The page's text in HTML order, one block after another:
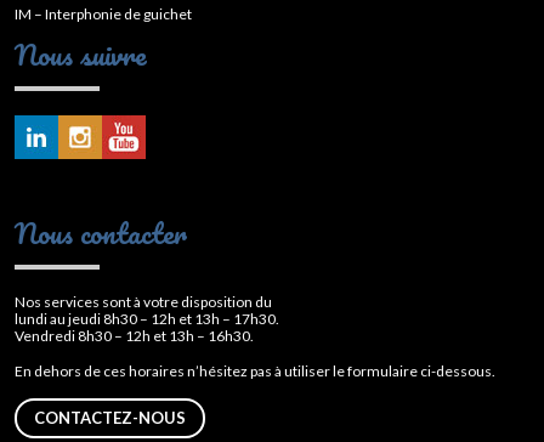
IM – Interphonie de guichet
Nous suivre
Nous contacter
Nos services sont à votre disposition du
lundi au jeudi 8h30 – 12h et 13h – 17h30.
Vendredi 8h30 – 12h et 13h – 16h30.
En dehors de ces horaires n’hésitez pas à utiliser le formulaire ci-dessous.
CONTACTEZ-NOUS